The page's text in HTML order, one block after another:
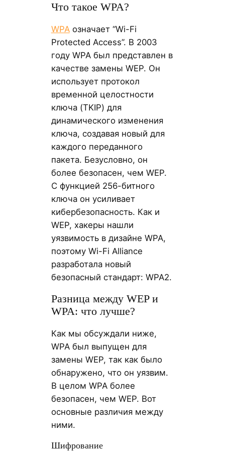
Что такое WPA?
WPAозначает “Wi-Fi
Protected Access”. В 2003
году WPA был представлен в
качестве замены WEP. Он
использует протокол
временной целостности
ключа (TKIP) для
динамического изменения
ключа, создавая новый для
каждого переданного
пакета. Безусловно, он
более безопасен, чем WEP.
С функцией 256-битного
ключа он усиливает
кибербезопасность. Как и
WEP, хакеры нашли
уязвимость в дизайне WPA,
поэтому Wi-Fi Alliance
разработала новый
безопасный стандарт: WPA2.
Разница между WEP и
WPA: что лучше?
Как мы обсуждали ниже,
WPA был выпущен для
замены WEP, так как было
обнаружено, что он уязвим.
В целом WPA более
безопасен, чем WEP. Вот
основные различия между
ними.
Шифрование